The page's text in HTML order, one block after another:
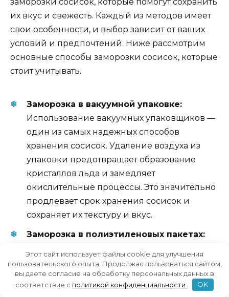
их вкус и свежесть. Каждый из методов имеет
свои особенности, и выбор зависит от ваших
условий и предпочтений. Ниже рассмотрим
основные способы заморозки сосисок, которые
стоит учитывать.
Заморозка в вакуумной упаковке:
Использование вакуумных упаковщиков —
один из самых надежных способов
хранения сосисок. Удаление воздуха из
упаковки предотвращает образование
кристаллов льда и замедляет
окислительные процессы. Это значительно
продлевает срок хранения сосисок и
сохраняет их текстуру и вкус.
Заморозка в полиэтиленовых пакетах:
можно замораживать в герметичных
полиэтиленовых пакетах. Чтобы избежать
прилипания, лучше всего разделить их на
Этот сайт использует файлы cookie для улучшения
пользовательского опыта. Продолжая пользоваться сайтом,
вы даете согласие на обработку персональных данных в
соответствие с политикой конфиденциальности. OK